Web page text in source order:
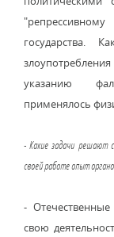
государства.
указанию
применялось
- Какие задачи решают
своей работе опыт
-
свою